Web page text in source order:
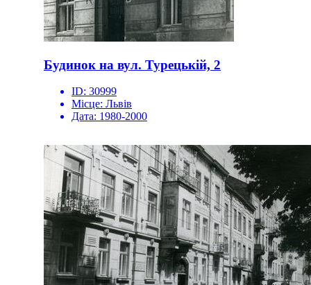
Будинок на вул. Турецькій, 2
ID: 30999
Місце: Львів
Дата: 1980-2000